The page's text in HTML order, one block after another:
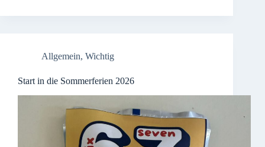
Allgemein, Wichtig
Start in die Sommerferien 2026